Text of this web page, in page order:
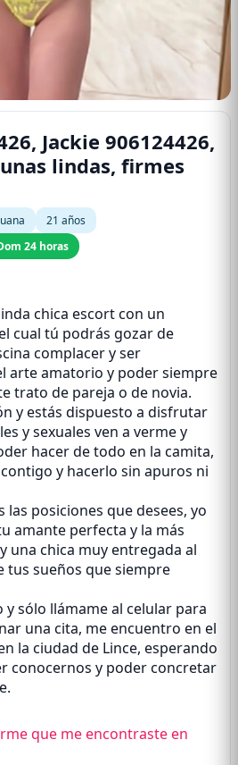
Jackie 906124426,
lindas, firmes
21 años
24 horas
chica escort con un
cual tú podrás gozar de
complacer y ser
arte amatorio y poder siempre
trato de pareja o de novia.
y estás dispuesto a disfrutar
y sexuales ven a verme y
hacer de todo en la camita,
y hacerlo sin apuros ni
las posiciones que desees, yo
amante perfecta y la más
una chica muy entregada al
tus sueños que siempre
sólo llámame al celular para
una cita, me encuentro en el
la ciudad de Lince, esperando
conocernos y poder concretar
que me encontraste en